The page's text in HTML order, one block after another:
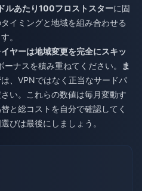
ルあたり100フロストスターに固
イミングと地域を組み合わせる
。
ヤーは地域変更を完全にスキッ
ナスを積み重ねてください。
ま
は、VPNではなく正当なサードパ
い。これらの数値は毎月変動す
と総コストを自分で確認してく
びは最後にしましょう。